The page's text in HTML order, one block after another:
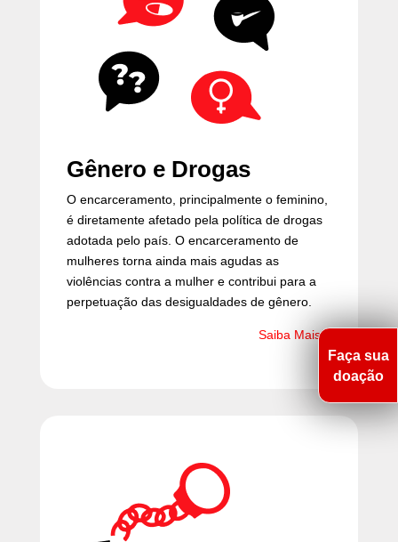
Gênero e Drogas
O encarceramento, principalmente o feminino,
é diretamente afetado pela política de drogas
adotada pelo país. O encarceramento de
mulheres torna ainda mais agudas as
violências contra a mulher e contribui para a
perpetuação das desigualdades de gênero.
Saiba Mais >
Faça sua
doação